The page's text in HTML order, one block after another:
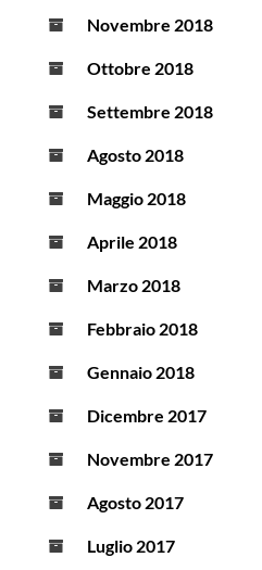
Novembre 2018
Ottobre 2018
Settembre 2018
Agosto 2018
Maggio 2018
Aprile 2018
Marzo 2018
Febbraio 2018
Gennaio 2018
Dicembre 2017
Novembre 2017
Agosto 2017
Luglio 2017